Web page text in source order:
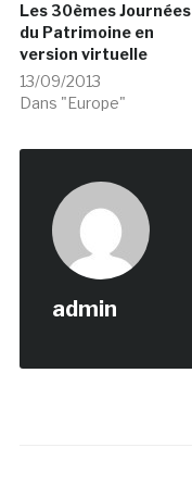
Les 30èmes Journées
du Patrimoine en
version virtuelle
13/09/2013
Dans "Europe"
admin